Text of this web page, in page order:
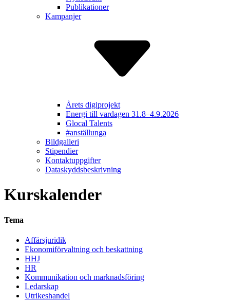
Publikationer
Kampanjer
Årets digiprojekt
Energi till vardagen 31.8–4.9.2026
Glocal Talents
#anställunga
Bildgalleri
Stipendier
Kontakt­uppgifter
Dataskydds­beskrivning
Kurskalender
Tema
Affärsjuridik
Ekonomiförvaltning och beskattning
HHJ
HR
Kommunikation och marknadsföring
Ledarskap
Utrikeshandel